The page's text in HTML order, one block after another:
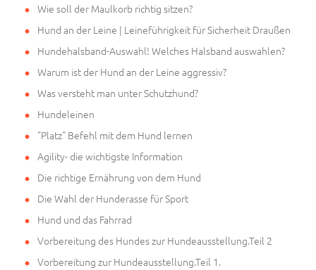
Wie soll der Maulkorb richtig sitzen?
Hund an der Leine | Leineführigkeit für Sicherheit Draußen
Hundehalsband-Auswahl! Welches Halsband auswahlen?
Warum ist der Hund an der Leine aggressiv?
Was versteht man unter Schutzhund?
Hundeleinen
"Platz" Befehl mit dem Hund lernen
Agility- die wichtigste Information
Die richtige Ernährung von dem Hund
Die Wahl der Hunderasse für Sport
Hund und das Fahrrad
Vorbereitung des Hundes zur Hundeausstellung.Teil 2
Vorbereitung zur Hundeausstellung.Teil 1.